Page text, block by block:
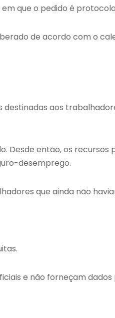
que o pedido é
de acordo com o
destinadas aos
Desde então, os recursos
desemprego.
que ainda não
e não forneçam dados